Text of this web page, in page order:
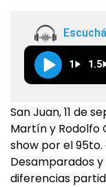
1 1.5
San Juan, 11 de
Martín y Rodolfo
show por el
Desamparados
diferencias